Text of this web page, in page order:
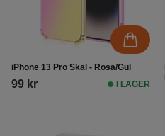
iPhone 13 Pro Skal - Rosa/Gul
99 kr I LAGER